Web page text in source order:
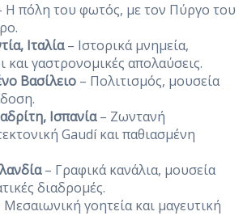
Η πόλη του φωτός, με τον Πύργο του
Ιταλία– Ιστορικά μνημεία,
και γαστρονομικές απολαύσεις.
Βασίλειο – Πολιτισμός, μουσεία
Ισπανία– Ζωντανή
Gaudí και παθιασμένη
– Γραφικά κανάλια, μουσεία
διαδρομές.
γοητεία και μαγευτική